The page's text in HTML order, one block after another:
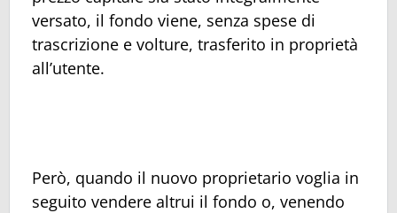
versato, il fondo viene, senza spese di
trascrizione e volture, trasferito in proprietà
all’utente.
Però, quando il nuovo proprietario voglia in
seguito vendere altrui il fondo o, venendo